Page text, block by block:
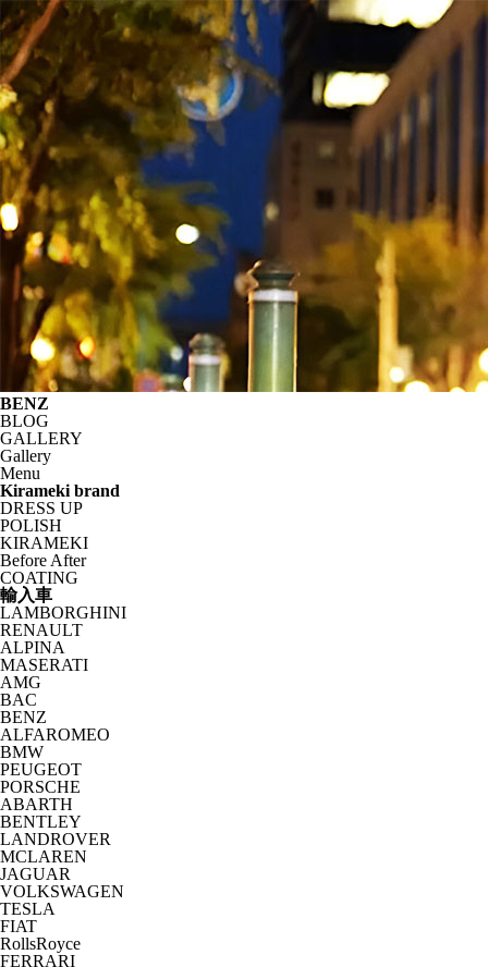
BENZ
BLOG
GALLERY
Gallery
Menu
Kirameki brand
DRESS UP
POLISH
KIRAMEKI
Before After
COATING
輸入車
LAMBORGHINI
RENAULT
ALPINA
MASERATI
AMG
BAC
BENZ
ALFAROMEO
BMW
PEUGEOT
PORSCHE
ABARTH
BENTLEY
LANDROVER
MCLAREN
JAGUAR
VOLKSWAGEN
TESLA
FIAT
RollsRoyce
FERRARI